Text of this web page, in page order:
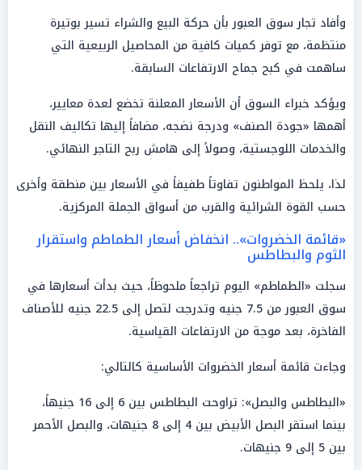
وأفاد تجار سوق العبور بأن حركة البيع والشراء تسير بوتيرة
منتظمة، مع توفر كميات كافية من المحاصيل الربيعية التي
ساهمت في كبح جماح الارتفاعات السابقة.
ويؤكد خبراء السوق أن الأسعار المعلنة تخضع لعدة معايير،
أهمها «جودة الصنف» ودرجة نضجه، مضافاً إليها تكاليف النقل
والخدمات اللوجستية، وصولاً إلى هامش ربح التاجر النهائي.
لذا، يلحظ المواطنون تفاوتاً طفيفاً في الأسعار بين منطقة وأخرى
حسب القوة الشرائية والقرب من أسواق الجملة المركزية.
«قائمة الخضروات».. انخفاض أسعار الطماطم واستقرار
الثوم والبطاطس
سجلت «الطماطم» اليوم تراجعاً ملحوظاً، حيث بدأت أسعارها في
سوق العبور من 7.5 جنيه وتدرجت لتصل إلى 22.5 جنيه للأصناف
الفاخرة، بعد موجة من الارتفاعات القياسية.
وجاءت قائمة أسعار الخضروات الأساسية كالتالي:
«البطاطس والبصل»: تراوحت البطاطس بين 6 إلى 16 جنيهاً،
بينما استقر البصل الأبيض بين 4 إلى 8 جنيهات، والبصل الأحمر
بين 5 إلى 9 جنيهات.